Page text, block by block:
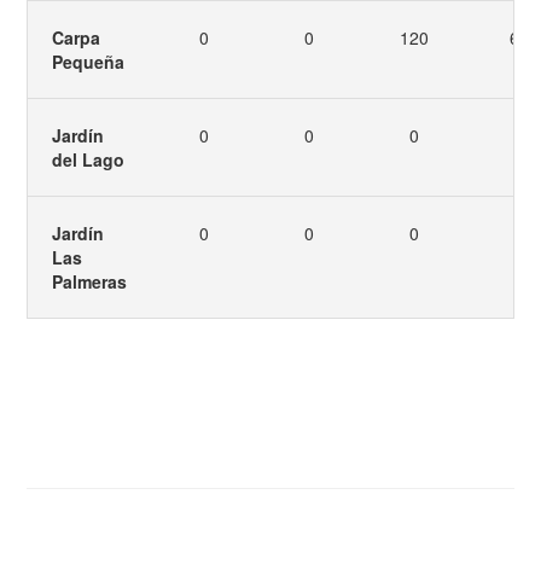
Carpa
Pequeña
0 0 120 60
Jardín
del Lago
0 0 0
Jardín
Las
Palmeras
0 0 0